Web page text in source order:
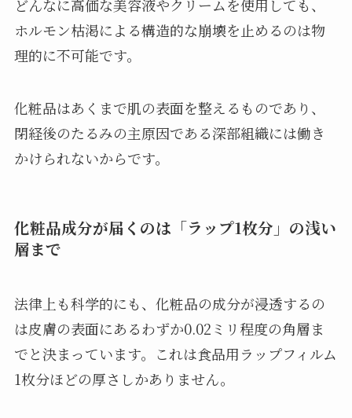
どんなに高価な美容液やクリームを使用しても、
ホルモン枯渇による構造的な崩壊を止めるのは物
理的に不可能です。
化粧品はあくまで肌の表面を整えるものであり、
閉経後のたるみの主原因である深部組織には働き
かけられないからです。
化粧品成分が届くのは「ラップ1枚分」の浅い
層まで
法律上も科学的にも、化粧品の成分が浸透するの
は皮膚の表面にあるわずか0.02ミリ程度の角層ま
でと決まっています。これは食品用ラップフィルム
1枚分ほどの厚さしかありません。